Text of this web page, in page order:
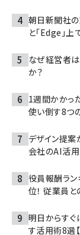
朝日新聞社の
と「Edge」
なぜ経営者は
か？
1週間かかっ
使い倒す8つ
デザイン提
会社のAI活
役員報酬ラン
位！ 従業員
明日からす
す活用術8選